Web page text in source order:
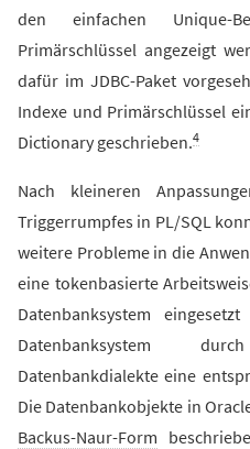
den einfachen Unique-
Primärschlüssel angezeigt
dafür im JDBC-Paket
Indexe und Primärschlüssel
Dictionary geschrieben.4
Nach kleineren
Triggerrumpfes in PL/SQL
weitere Probleme in die
eine tokenbasierte
Datenbanksystem
Datenbanksystem
Datenbankdialekte eine
Die Datenbankobjekte in
Backus-Naur-Form